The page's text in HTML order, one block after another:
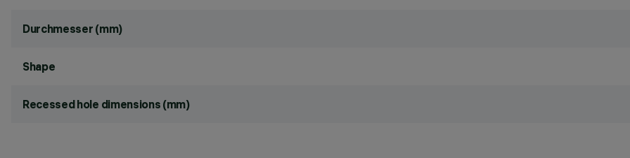
Durchmesser (mm)
Shape
Recessed hole dimensions (mm)